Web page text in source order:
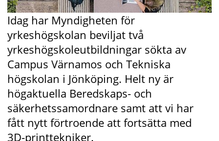
Idag har Myndigheten för
yrkeshögskolan beviljat två
yrkeshögskoleutbildningar sökta av
Campus Värnamos och Tekniska
högskolan i Jönköping. Helt ny är
högaktuella Beredskaps- och
säkerhetssamordnare samt att vi har
fått nytt förtroende att fortsätta med
3D-printtekniker.